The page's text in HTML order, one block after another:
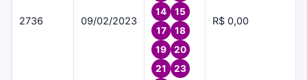
2736 09/02/2023
14
15
17
18
19
20
21
23
R$ 0,00